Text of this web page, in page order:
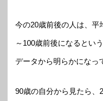
今の20歳前後の人は、平
～100歳前後になるとい
データから明らかになっ
90歳の自分から見たら、